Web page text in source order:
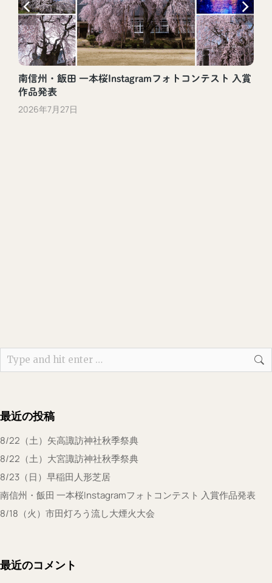
南信州・飯田 一本桜Instagramフォトコンテスト 入賞
作品発表
2026年7月27日
最近の投稿
8/22（土）矢高諏訪神社秋季祭典
8/22（土）大宮諏訪神社秋季祭典
8/23（日）早稲田人形芝居
南信州・飯田 一本桜Instagramフォトコンテスト 入賞作品発表
8/18（火）市田灯ろう流し大煙火大会
最近のコメント